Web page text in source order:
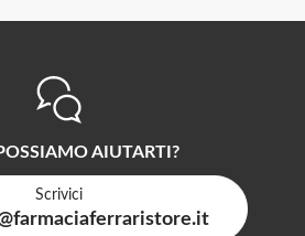
AIUTARTI?
Scrivici